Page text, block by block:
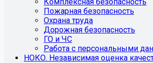
Пожарная безопасность
Охрана труда
Дорожная безопасность
ГО и ЧС
Работа с персональными
НОКО. Независимая оценка